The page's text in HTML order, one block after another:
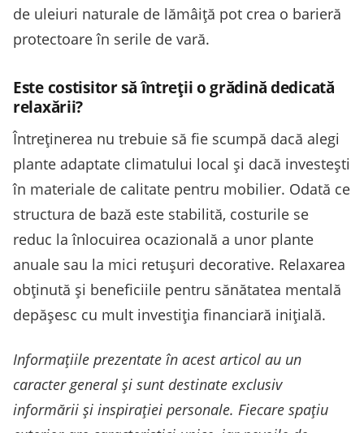
de uleiuri naturale de lămâiță pot crea o barieră
protectoare în serile de vară.
Este costisitor să întreții o grădină dedicată
relaxării?
Întreținerea nu trebuie să fie scumpă dacă alegi
plante adaptate climatului local și dacă investești
în materiale de calitate pentru mobilier. Odată ce
structura de bază este stabilită, costurile se
reduc la înlocuirea ocazională a unor plante
anuale sau la mici retușuri decorative. Relaxarea
obținută și beneficiile pentru sănătatea mentală
depășesc cu mult investiția financiară inițială.
Informațiile prezentate în acest articol au un
caracter general și sunt destinate exclusiv
informării și inspirației personale. Fiecare spațiu